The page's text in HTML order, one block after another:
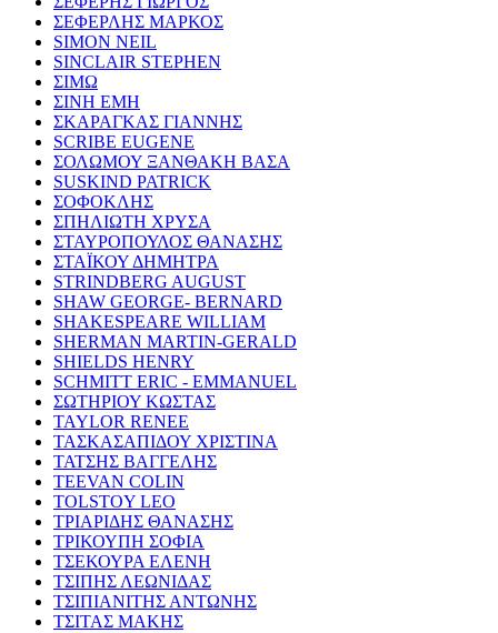
ΣΕΦΕΡΛΗΣ ΜΑΡΚΟΣ
SIMON NEIL
SINCLAIR STEPHEN
ΣΙΜΩ
ΣΙΝΗ ΕΜΗ
ΣΚΑΡΑΓΚΑΣ ΓΙΑΝΝΗΣ
SCRIBE EUGENE
ΣΟΛΩΜΟΥ ΞΑΝΘΑΚΗ ΒΑΣΑ
SUSKIND PATRICK
ΣΟΦΟΚΛΗΣ
ΣΠΗΛΙΩΤΗ ΧΡΥΣΑ
ΣΤΑΥΡΟΠΟΥΛΟΣ ΘΑΝΑΣΗΣ
ΣΤΑΪΚΟΥ ΔΗΜΗΤΡΑ
STRINDBERG AUGUST
SHAW GEORGE- BERNARD
SHAKESPEARE WILLIAM
SHERMAN MARTIN-GERALD
SHIELDS HENRY
SCHMITT ERIC - EMMANUEL
ΣΩΤΗΡΙΟΥ ΚΩΣΤΑΣ
TAYLOR RENEE
ΤΑΣΚΑΣΑΠΙΔΟΥ ΧΡΙΣΤΙΝΑ
ΤΑΤΣΗΣ ΒΑΓΓΕΛΗΣ
TEEVAN COLIN
TOLSTOY LEO
ΤΡΙΑΡΙΔΗΣ ΘΑΝΑΣΗΣ
ΤΡΙΚΟΥΠΗ ΣΟΦΙΑ
ΤΣΕΚΟΥΡΑ ΕΛΕΝΗ
ΤΣΙΠΗΣ ΛΕΩΝΙΔΑΣ
ΤΣΙΠΙΑΝΙΤΗΣ ΑΝΤΩΝΗΣ
ΤΣΙΤΑΣ ΜΑΚΗΣ